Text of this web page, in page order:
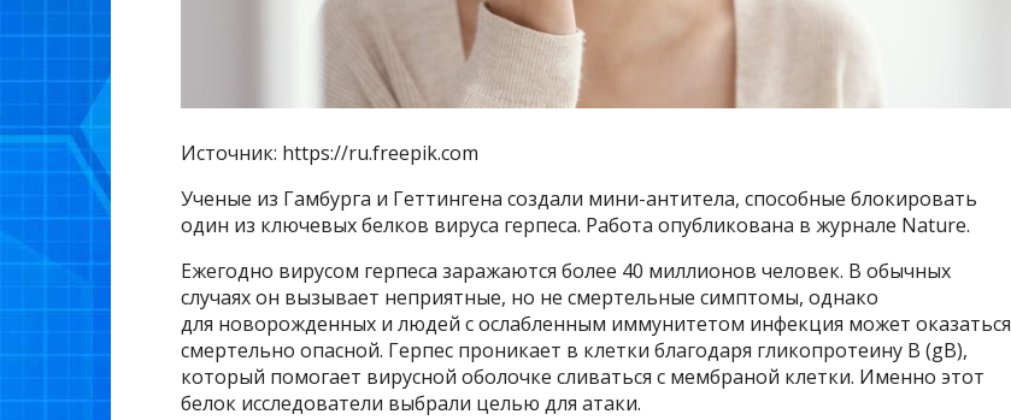
Источник: https://ru.freepik.com
Ученые из Гамбурга и Геттингена создали мини-антитела, способные блокировать
один из ключевых белков вируса герпеса. Работа опубликована в журнале Nature.
Ежегодно вирусом герпеса заражаются более 40 миллионов человек. В обычных
случаях он вызывает неприятные, но не смертельные симптомы, однако
для новорожденных и людей с ослабленным иммунитетом инфекция может оказаться
смертельно опасной. Герпес проникает в клетки благодаря гликопротеину B (gB),
который помогает вирусной оболочке сливаться с мембраной клетки. Именно этот
белок исследователи выбрали целью для атаки.